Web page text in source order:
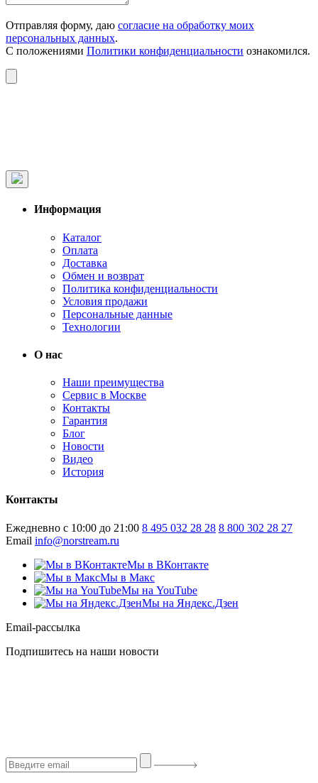
Отправляя форму, даю согласие на обработку моих
персональных данных.
С положениями Политики конфиденциальности ознакомился.
Информация
Каталог
Оплата
Доставка
Обмен и возврат
Политика конфиденциальности
Условия продажи
Персональные данные
Технологии
О нас
Наши преимущества
Сервис в Москве
Контакты
Гарантия
Блог
Новости
Видео
История
Контакты
Ежедневно с 10:00 до 21:00 8 495 032 28 28 8 800 302 28 27
Email info@norstream.ru
Мы в ВКонтакте
Мы в Макс
Мы на YouTube
Мы на Яндекс.Дзен
Email-рассылка
Подпишитесь на наши новости